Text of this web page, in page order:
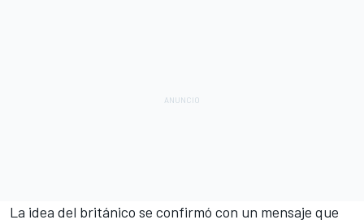
La idea del británico se confirmó con un mensaje que